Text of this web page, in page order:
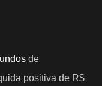
de
positiva de R$